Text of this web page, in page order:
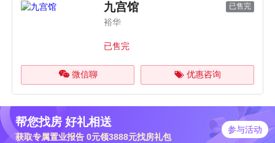
九宫馆 已售完
裕华
已售完
微信聊 优惠咨询
帮您找房 好礼相送
获取专属置业报告 0元领3888元找房礼包
参与活动